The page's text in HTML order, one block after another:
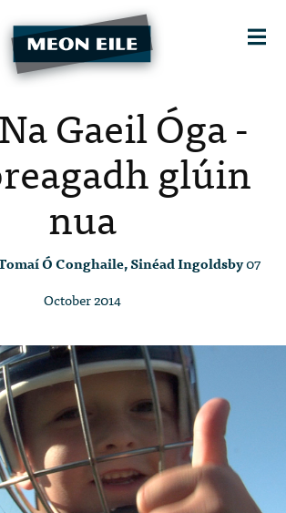
Gaeil Óga -
glúin
nua
Ó Conghaile, Sinéad Ingoldsby07
October 2014